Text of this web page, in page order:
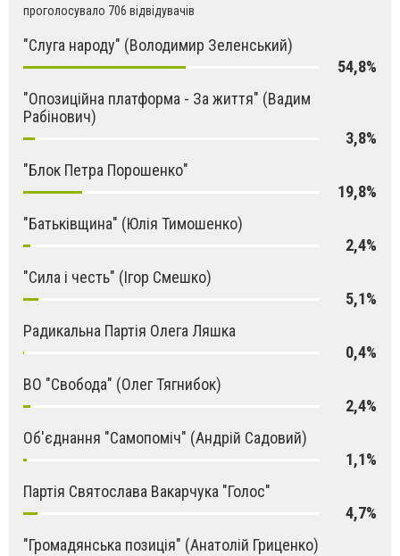
проголосувало 706 відвідувачів
"Слуга народу" (Володимир Зеленський)
54,8%
"Опозиційна платформа - За життя" (Вадим
Рабінович)
3,8%
"Блок Петра Порошенко"
19,8%
"Батьківщина" (Юлія Тимошенко)
2,4%
"Сила і честь" (Ігор Смешко)
5,1%
Радикальна Партія Олега Ляшка
0,4%
ВО "Свобода" (Олег Тягнибок)
2,4%
Об'єднання "Самопоміч" (Андрій Садовий)
1,1%
Партія Святослава Вакарчука "Голос"
4,7%
"Громадянська позиція" (Анатолій Гриценко)